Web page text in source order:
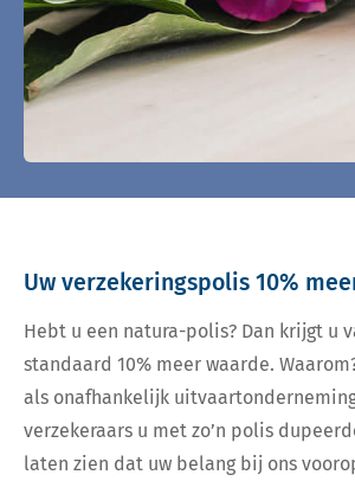
Uw verzekeringspolis 10%
Hebt u een natura-polis? Dan krijgt u
standaard 10% meer waarde.
als onafhankelijk
verzekeraars u met zo’n polis
laten zien dat uw belang bij ons